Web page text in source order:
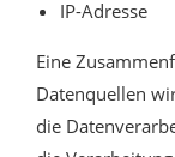
IP-Adresse
Eine
Datenquellen
die